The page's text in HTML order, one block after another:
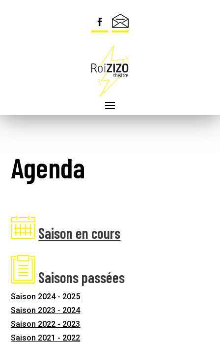
Agenda
Saison en cours
Saisons passées
Saison 2024 - 2025
Saison 2023 - 2024
Saison 2022 - 2023
Saison 2021 - 2022